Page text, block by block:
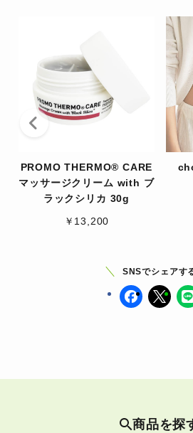
PROMO THERMO® CARE
マッサージクリーム with ブ
ラックシリカ 30g
￥13,200
SNSでシェアす
商品を探